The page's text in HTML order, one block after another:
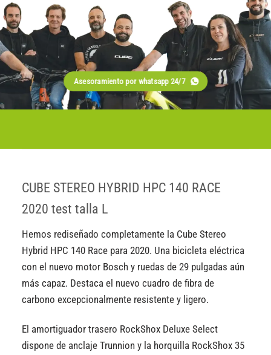
Asesoramiento por whatsapp 24/7
CUBE STEREO HYBRID HPC 140 RACE
2020 test talla L
Hemos rediseñado completamente la Cube Stereo
Hybrid HPC 140 Race para 2020. Una bicicleta eléctrica
con el nuevo motor Bosch y ruedas de 29 pulgadas aún
más capaz. Destaca el nuevo cuadro de fibra de
carbono excepcionalmente resistente y ligero.
El amortiguador trasero RockShox Deluxe Select
dispone de anclaje Trunnion y la horquilla RockShox 35